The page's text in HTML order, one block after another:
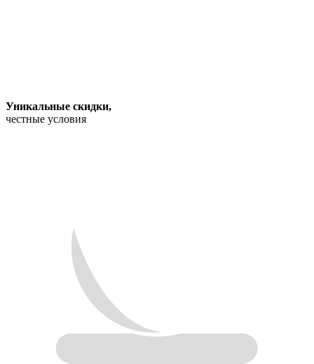
Уникальные скидки,
честные условия